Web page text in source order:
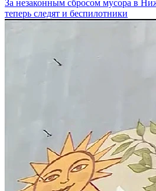
За незаконным сбросом мусора в
теперь следят и беспилотники